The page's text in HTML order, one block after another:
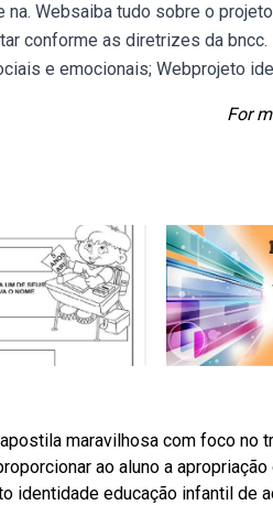
na. Websaiba tudo sobre o
conforme as diretrizes da
e emocionais; Webprojeto
For
maravilhosa com foco no
ao aluno a
identidade educação infantil de